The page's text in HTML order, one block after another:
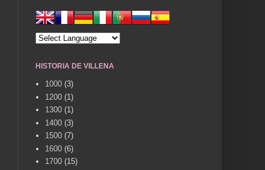
HISTORIA DE VILLENA
1000 (3)
1200 (1)
1300 (1)
1400 (3)
1500 (7)
1600 (6)
1700 (15)